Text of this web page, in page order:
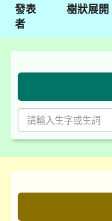
發表
者
樹狀展開